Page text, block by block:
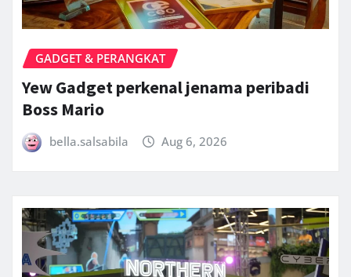
GADGET & PERANGKAT
Yew Gadget perkenal jenama peribadi
Boss Mario
bella.salsabila Aug 6, 2026